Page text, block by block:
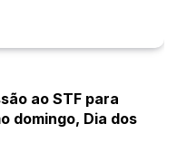
ao STF para
domingo, Dia dos